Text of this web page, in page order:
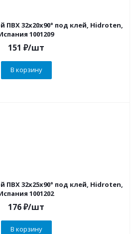
ПВХ 32х20х90° под клей, Hidroten,
1001209
151 ₽/шт
В корзину
ПВХ 32х25х90° под клей, Hidroten,
1001202
176₽/шт
В корзину